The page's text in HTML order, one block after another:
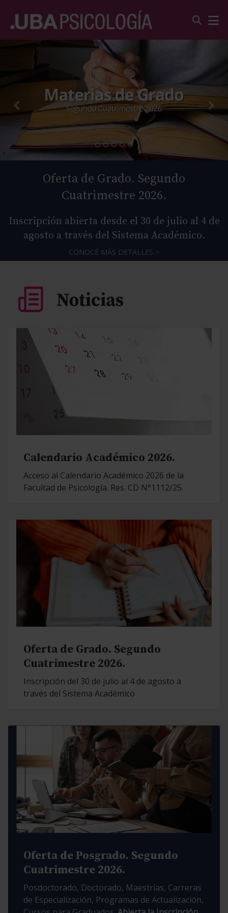
Oferta de Grado. Segundo
Cuatrimestre 2026.
Inscripción abierta desde el 30 de julio al 4 de
agosto a través del Sistema Académico.
CONOCÉ MÁS DETALLES >
Calendario Académico 2026.
Acceso al Calendario Académico 2026 de la
Facultad de Psicología. Res. CD N°1112/25.
Oferta de Grado. Segundo
Cuatrimestre 2026.
Inscripción del 30 de julio al 4 de agosto a
través del Sistema Académico
Oferta de Posgrado. Segundo
Cuatrimestre 2026.
Posdoctorado, Doctorado, Maestrías, Carreras
de Especialización, Programas de Actualización,